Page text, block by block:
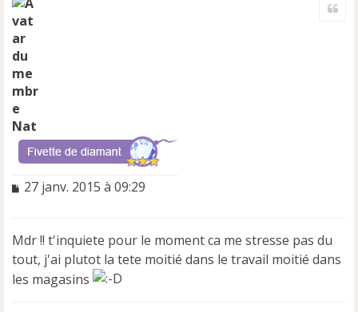
Nat
M
s
a
g
e
27 janv. 2015 à 09:29
Mdr !! t'inquiete pour le moment ca me stresse pas du
tout, j'ai plutot la tete moitié dans le travail moitié dans
les magasins